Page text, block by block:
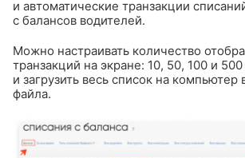
и автоматические транзакции
с балансов водителей.
Можно настраивать количество
транзакций на экране: 10, 50, 100 и
и загрузить весь список на компьютер
файла.